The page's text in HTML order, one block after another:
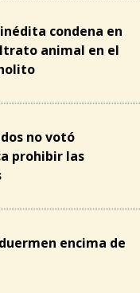
condena en
animal en el
no votó
prohibir las
encima de